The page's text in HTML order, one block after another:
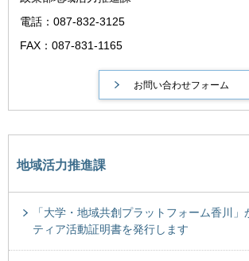
電話：087-832-3125
FAX：087-831-1165
地域活力推進課
「大学・地域共創プラットフォーム香川
ティア活動証明書を発行します